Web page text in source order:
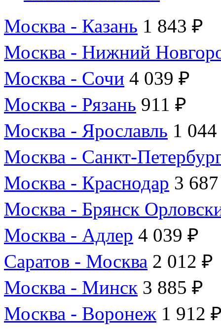
Москва - Казань 1 843 ₽
Москва - Нижний
Москва - Сочи 4 039 ₽
Москва - Рязань 911 ₽
Москва - Ярославль 1
Москва - Санкт-
Москва - Краснодар 3
Москва - Брянск
Москва - Адлер 4 039 ₽
Саратов - Москва 2 012 ₽
Москва - Минск 3 885 ₽
Москва - Воронеж 1 912